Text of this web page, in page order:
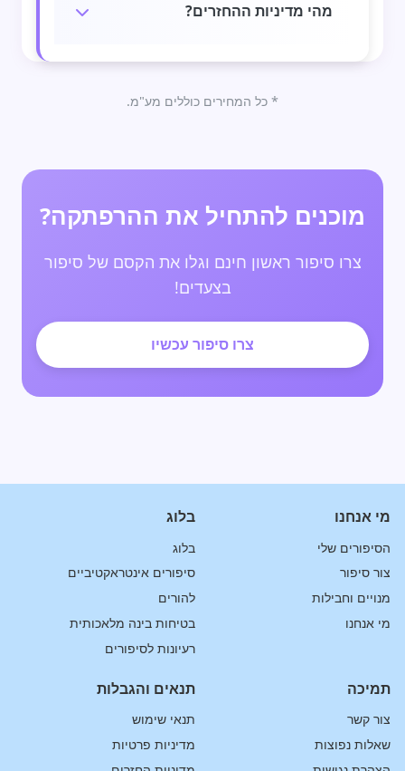
מהי מדיניות ההחזרים?
* כל המחירים כוללים מע"מ.
מוכנים להתחיל את ההרפתקה?
צרו סיפור ראשון חינם וגלו את הקסם של סיפור
בצעדים!
צרו סיפור עכשיו
מי אנחנו
הסיפורים שלי
צור סיפור
מנויים וחבילות
מי אנחנו
בלוג
בלוג
סיפורים אינטראקטיביים
להורים
בטיחות בינה מלאכותית
רעיונות לסיפורים
תמיכה
צור קשר
שאלות נפוצות
תנאים והגבלות
תנאי שימוש
מדיניות פרטיות